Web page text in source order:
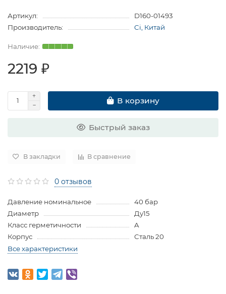
Артикул:
D160-01493
Производитель:
Ci, Китай
2219 ₽
В корзину
Быстрый заказ
В закладки В сравнение
0 отзывов
Давление номинальное
40 бар
Диаметр
Ду15
Класс герметичности
A
Корпус
Сталь 20
Все характеристики